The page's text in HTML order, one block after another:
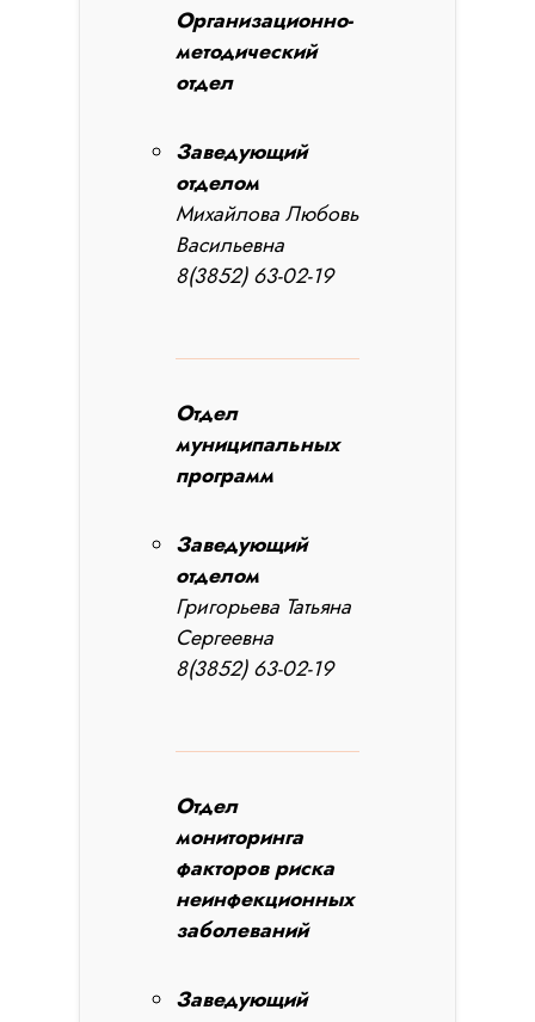
Организационно-
методический
отдел
Заведующий
отделом
Михайлова Любовь
Васильевна
8(3852) 63-02-19
Отдел
муниципальных
программ
Заведующий
отделом
Григорьева Татьяна
Сергеевна
8(3852) 63-02-19
Отдел
мониторинга
факторов риска
неинфекционных
заболеваний
Заведующий